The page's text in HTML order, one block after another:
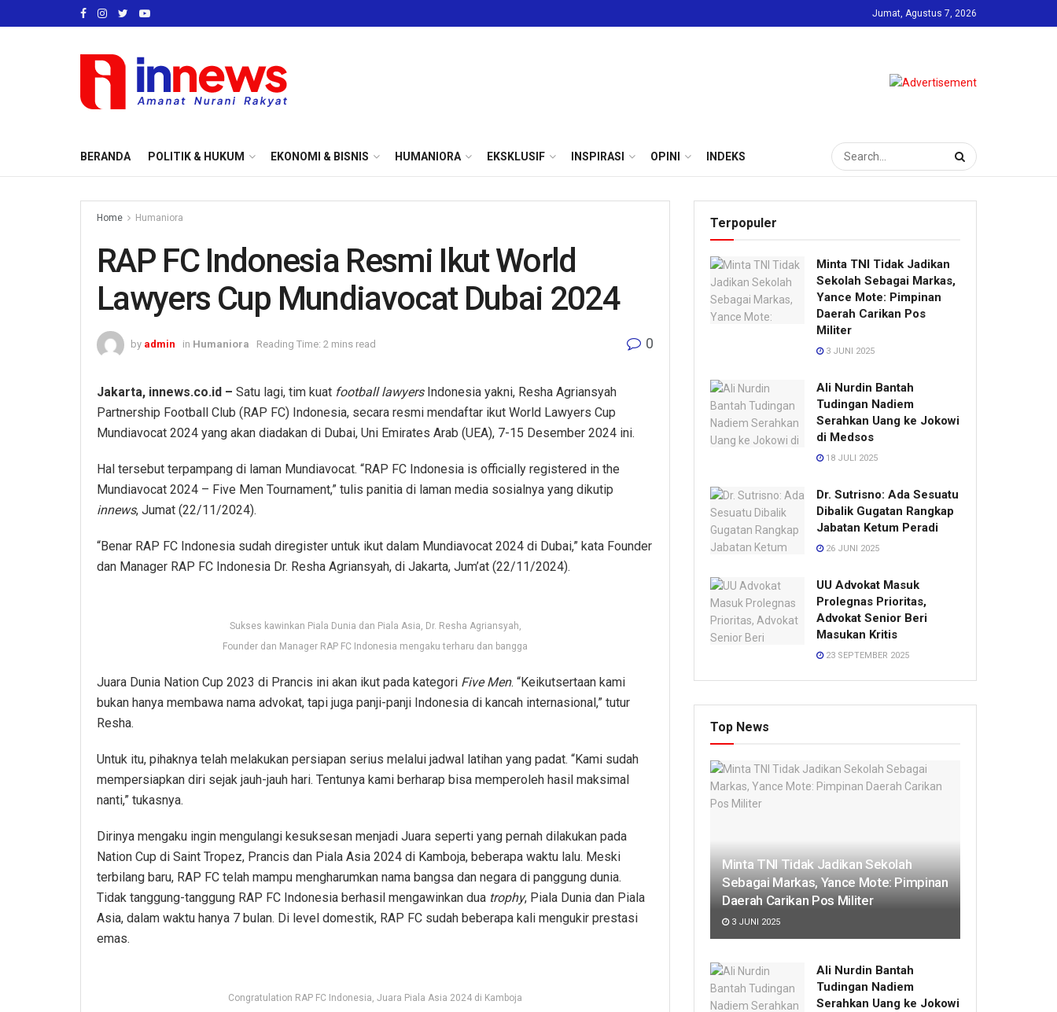
Jumat, Agustus 7, 2026
BERANDA POLITIK & HUKUM EKONOMI & BISNIS HUMANIORA EKSKLUSIF INSPIRASI OPINI INDEKS
Home Humaniora
RAP FC Indonesia Resmi Ikut World
Lawyers Cup Mundiavocat Dubai 2024
by admin in Humaniora Reading Time: 2 mins read 0
Jakarta, innews.co.id – Satu lagi, tim kuat football lawyersIndonesia yakni, Resha Agriansyah
Partnership Football Club (RAP FC) Indonesia, secara resmi mendaftar ikut World Lawyers Cup
Mundiavocat 2024 yang akan diadakan di Dubai, Uni Emirates Arab (UEA), 7-15 Desember 2024 ini.
Hal tersebut terpampang di laman Mundiavocat. “RAP FC Indonesia is officially registered in the
Mundiavocat 2024 – Five Men Tournament,” tulis panitia di laman media sosialnya yang dikutip
innews, Jumat (22/11/2024).
“Benar RAP FC Indonesia sudah diregister untuk ikut dalam Mundiavocat 2024 di Dubai,” kata Founder
dan Manager RAP FC Indonesia Dr. Resha Agriansyah, di Jakarta, Jum’at (22/11/2024).
Sukses kawinkan Piala Dunia dan Piala Asia, Dr. Resha Agriansyah,
Founder dan Manager RAP FC Indonesia mengaku terharu dan bangga
Juara Dunia Nation Cup 2023 di Prancis ini akan ikut pada kategori Five Men. “Keikutsertaan kami
bukan hanya membawa nama advokat, tapi juga panji-panji Indonesia di kancah internasional,” tutur
Resha.
Untuk itu, pihaknya telah melakukan persiapan serius melalui jadwal latihan yang padat. “Kami sudah
mempersiapkan diri sejak jauh-jauh hari. Tentunya kami berharap bisa memperoleh hasil maksimal
nanti,” tukasnya.
Dirinya mengaku ingin mengulangi kesuksesan menjadi Juara seperti yang pernah dilakukan pada
Nation Cup di Saint Tropez, Prancis dan Piala Asia 2024 di Kamboja, beberapa waktu lalu. Meski
terbilang baru, RAP FC telah mampu mengharumkan nama bangsa dan negara di panggung dunia.
Tidak tanggung-tanggung RAP FC Indonesia berhasil mengawinkan dua trophy, Piala Dunia dan Piala
Asia, dalam waktu hanya 7 bulan. Di level domestik, RAP FC sudah beberapa kali mengukir prestasi
emas.
Congratulation RAP FC Indonesia, Juara Piala Asia 2024 di Kamboja
Terpopuler
Minta TNI Tidak Jadikan
Sekolah Sebagai Markas,
Yance Mote: Pimpinan
Daerah Carikan Pos
Militer
3 JUNI 2025
Ali Nurdin Bantah
Tudingan Nadiem
Serahkan Uang ke Jokowi
di Medsos
18 JULI 2025
Dr. Sutrisno: Ada Sesuatu
Dibalik Gugatan Rangkap
Jabatan Ketum Peradi
26 JUNI 2025
UU Advokat Masuk
Prolegnas Prioritas,
Advokat Senior Beri
Masukan Kritis
23 SEPTEMBER 2025
Top News
Minta TNI Tidak Jadikan Sekolah
Sebagai Markas, Yance Mote: Pimpinan
Daerah Carikan Pos Militer
3 JUNI 2025
Ali Nurdin Bantah
Tudingan Nadiem
Serahkan Uang ke Jokowi